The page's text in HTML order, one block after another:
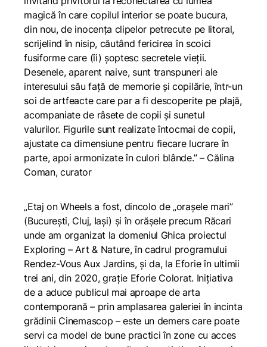
magică în care copilul interior se poate bucura,
din nou, de inocența clipelor petrecute pe litoral,
scrijelind în nisip, căutând fericirea în scoici
fusiforme care (îi) șoptesc secretele vieții.
Desenele, aparent naive, sunt transpuneri ale
interesului său față de memorie și copilărie, într-un
soi de artfeacte care par a fi descoperite pe plajă,
acompaniate de râsete de copii și sunetul
valurilor. Figurile sunt realizate întocmai de copii,
ajustate ca dimensiune pentru fiecare lucrare în
parte, apoi armonizate în culori blânde.”– Călina
Coman, curator
„Etaj on Wheels a fost, dincolo de „orașele mari”
(București, Cluj, Iași) și în orășele precum Răcari
unde am organizat la domeniul Ghica proiectul
Exploring – Art & Nature, în cadrul programului
Rendez-Vous Aux Jardins, și da, la Eforie în ultimii
trei ani, din 2020, grație Eforie Colorat. Inițiativa
de a aduce publicul mai aproape de arta
contemporană – prin amplasarea galeriei în incinta
grădinii Cinemascop – este un demers care poate
servi ca model de bune practici în zone cu acces